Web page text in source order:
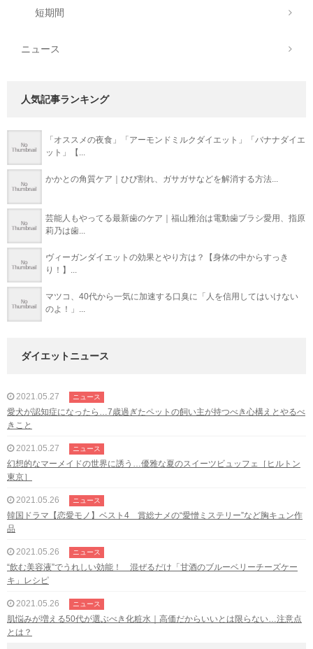
短期間
ニュース
人気記事ランキング
「オススメの夜食」「アーモンドミルクダイエット」「バナナダイエ
ット」【...
かかとの角質ケア｜ひび割れ、ガサガサなどを解消する方法...
芸能人もやってる最新歯のケア｜福山雅治は電動歯ブラシ愛用、指原
莉乃は歯...
ヴィーガンダイエットの効果とやり方は？【身体の中からすっき
り！】...
マツコ、40代から一気に加速する口臭に「人を信用してはいけない
のよ！」...
ダイエットニュース
2021.05.27 ニュース
愛犬が認知症になったら…7歳過ぎたペットの飼い主が持つべき心構えとやるべ
きこと
2021.05.27 ニュース
幻想的なマーメイドの世界に誘う…優雅な夏のスイーツビュッフェ［ヒルトン
東京］
2021.05.26 ニュース
韓国ドラマ【恋愛モノ】ベスト4 賞総ナメの“愛憎ミステリー”など胸キュン作
品
2021.05.26 ニュース
“飲む美容液”でうれしい効能！ 混ぜるだけ「甘酒のブルーベリーチーズケー
キ」レシピ
2021.05.26 ニュース
肌悩みが増える50代が選ぶべき化粧水｜高価だからいいとは限らない…注意点
とは？